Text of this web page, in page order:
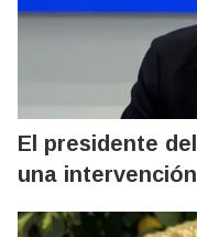
El presidente
una